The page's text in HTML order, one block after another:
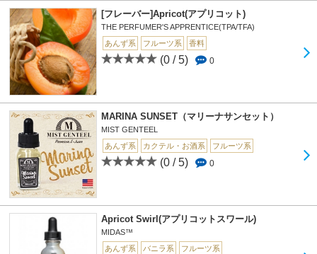
[フレーバー]Apricot(アプリコット)
THE PERFUMER'S APPRENTICE(TPA/TFA)
あんず系
フルーツ系 香料
(0 / 5) 0
MARINA SUNSET（マリーナサンセット）
MIST GENTEEL
あんず系
カクテル・お酒系 フルーツ系
(0 / 5) 0
Apricot Swirl(アプリコットスワール)
MIDAS™
あんず系
バニラ系 フルーツ系